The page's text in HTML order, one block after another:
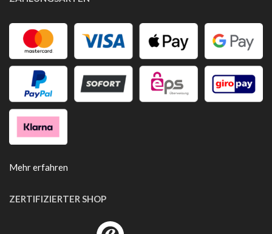
Mehr erfahren
ZERTIFIZIERTER SHOP